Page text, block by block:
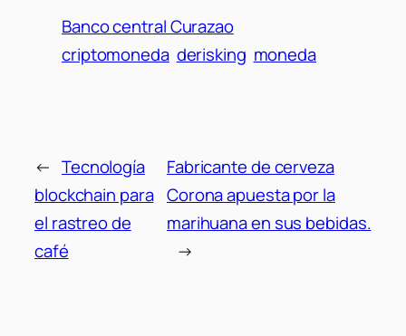
Banco central Curazao
criptomoneda derisking moneda
← Tecnología
blockchain para
el rastreo de
café
Fabricante de cerveza
Corona apuesta por la
marihuana en sus bebidas.
→